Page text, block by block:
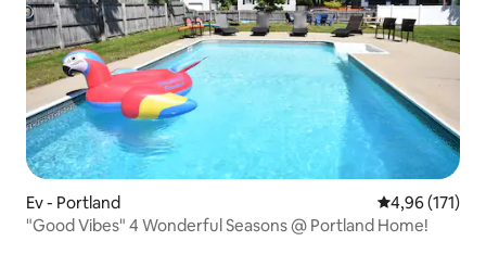
Ev - Portland 5 üzerinden
4,96 (171)
"Good Vibes" 4 Wonderful Seasons @ Portland Home!